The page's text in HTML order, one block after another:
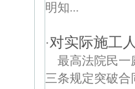
明知...
·对实际施工
最高法院民一
三条规定突破